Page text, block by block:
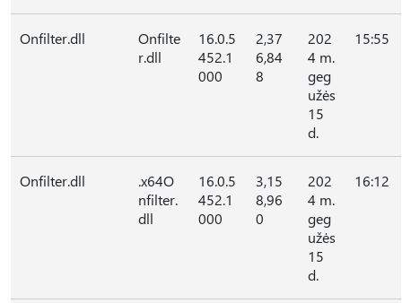
Onfilter.dll
Onfilte
r.dll
16.0.5
452.1
000
2,37
6,84
8
202
4 m.
geg
užės
15
d.
15:55
Onfilter.dll
.x64O
nfilter.
dll
16.0.5
452.1
000
3,15
8,96
0
202
4 m.
geg
užės
15
d.
16:12